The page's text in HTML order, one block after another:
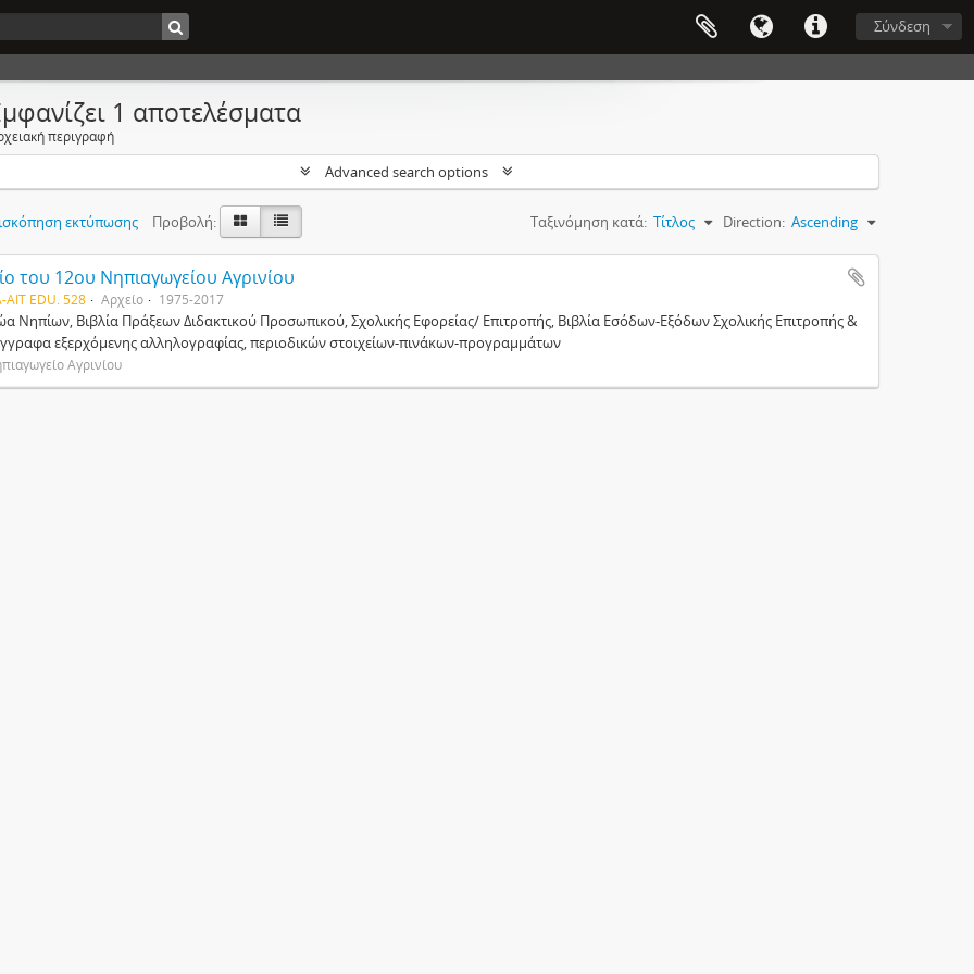
Σύνδεση
1 αποτελέσματα
περιγραφή
Advanced search options
εκτύπωσης Προβολή: Ταξινόμηση κατά: Τίτλος Direction: Ascending
του 12ου Νηπιαγωγείου Αγρινίου
AIT EDU. 528 Αρχείο 1975-2017
Νηπίων, Βιβλία Πράξεων Διδακτικού Προσωπικού, Σχολικής Εφορείας/ Επιτροπής, Βιβλία Εσόδων-Εξόδων Σχολικής Επιτροπής &
εξερχόμενης αλληλογραφίας, περιοδικών στοιχείων-πινάκων-προγραμμάτων
Αγρινίου